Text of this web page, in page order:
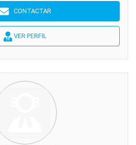
CONTACTAR
VER PERFIL